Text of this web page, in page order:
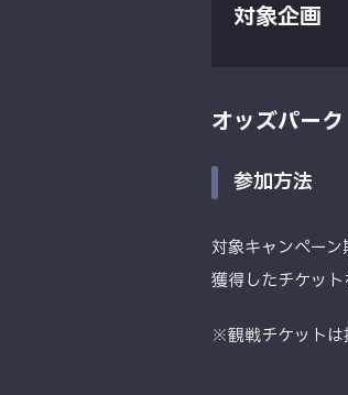
対象企画
オッズパー
参加方法
対象キャンペー
獲得したチケッ
※観戦チケットは